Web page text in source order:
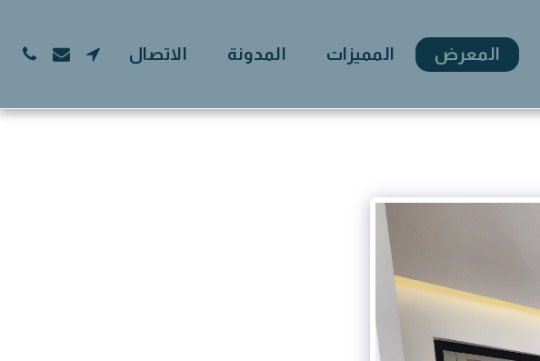
المعرض المميزات المدونة الاتصال